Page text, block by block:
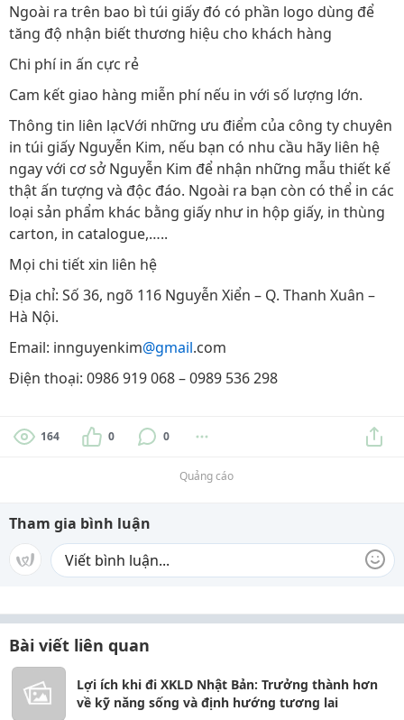
Ngoài ra trên bao bì túi giấy đó có phần logo dùng để
tăng độ nhận biết thương hiệu cho khách hàng
Chi phí in ấn cực rẻ
Cam kết giao hàng miễn phí nếu in với số lượng lớn.
Thông tin liên lạcVới những ưu điểm của công ty chuyên
in túi giấy Nguyễn Kim, nếu bạn có nhu cầu hãy liên hệ
ngay với cơ sở Nguyễn Kim để nhận những mẫu thiết kế
thật ấn tượng và độc đáo. Ngoài ra bạn còn có thể in các
loại sản phẩm khác bằng giấy như in hộp giấy, in thùng
carton, in catalogue,…..
Mọi chi tiết xin liên hệ
Địa chỉ: Số 36, ngõ 116 Nguyễn Xiển – Q. Thanh Xuân –
Hà Nội.
Email: innguyenkim@gmail.com
Điện thoại: 0986 919 068 – 0989 536 298
164 0 0
Quảng cáo
Tham gia bình luận
Bài viết liên quan
Lợi ích khi đi XKLD Nhật Bản: Trưởng thành hơn
về kỹ năng sống và định hướng tương lai